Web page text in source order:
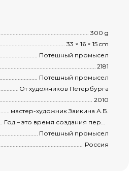
300 g
33 × 16 × 15 cm
Потешный промысел
2181
Потешный промысел
От художников Петербурга
2010
мастер-художник Заикина А.Б.
Потешный промысел
Россия